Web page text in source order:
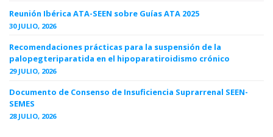
Reunión Ibérica ATA-SEEN sobre Guías ATA 2025
30 JULIO, 2026
Recomendaciones prácticas para la suspensión de la
palopegteriparatida en el hipoparatiroidismo crónico
29 JULIO, 2026
Documento de Consenso de Insuficiencia Suprarrenal SEEN-
SEMES
28 JULIO, 2026